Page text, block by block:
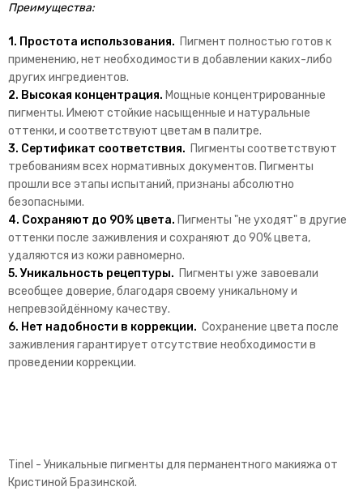
Преимущества:
1. Простота использования. Пигмент полностью готов к
применению, нет необходимости в добавлении каких-либо
других ингредиентов.
2. Высокая концентрация. Мощные концентрированные
пигменты. Имеют стойкие насыщенные и натуральные
оттенки, и соответствуют цветам в палитре.
3. Сертификат соответствия. Пигменты соответствуют
требованиям всех нормативных документов. Пигменты
прошли все этапы испытаний, признаны абсолютно
безопасными.
4. Сохраняют до 90% цвета. Пигменты "не уходят" в другие
оттенки после заживления и сохраняют до 90% цвета,
удаляются из кожи равномерно.
5. Уникальность рецептуры. Пигменты уже завоевали
всеобщее доверие, благодаря своему уникальному и
непревзойдённому качеству.
6. Нет надобности в коррекции. Сохранение цвета после
заживления гарантирует отсутствие необходимости в
проведении коррекции.
Tinel - Уникальные пигменты для перманентного макияжа от
Кристиной Бразинской.